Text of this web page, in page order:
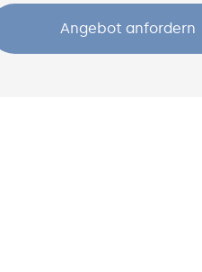
Angebot anfordern